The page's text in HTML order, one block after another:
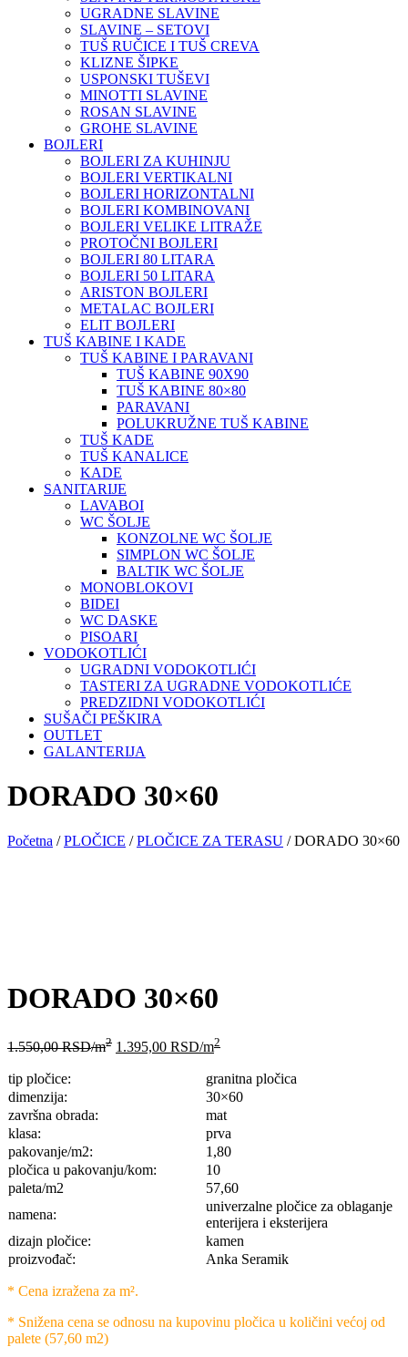
UGRADNE SLAVINE
SLAVINE – SETOVI
TUŠ RUČICE I TUŠ CREVA
KLIZNE ŠIPKE
USPONSKI TUŠEVI
MINOTTI SLAVINE
ROSAN SLAVINE
GROHE SLAVINE
BOJLERI
BOJLERI ZA KUHINJU
BOJLERI VERTIKALNI
BOJLERI HORIZONTALNI
BOJLERI KOMBINOVANI
BOJLERI VELIKE LITRAŽE
PROTOČNI BOJLERI
BOJLERI 80 LITARA
BOJLERI 50 LITARA
ARISTON BOJLERI
METALAC BOJLERI
ELIT BOJLERI
TUŠ KABINE I KADE
TUŠ KABINE I PARAVANI
TUŠ KABINE 90X90
TUŠ KABINE 80×80
PARAVANI
POLUKRUŽNE TUŠ KABINE
TUŠ KADE
TUŠ KANALICE
KADE
SANITARIJE
LAVABOI
WC ŠOLJE
KONZOLNE WC ŠOLJE
SIMPLON WC ŠOLJE
BALTIK WC ŠOLJE
MONOBLOKOVI
BIDEI
WC DASKE
PISOARI
VODOKOTLIĆI
UGRADNI VODOKOTLIĆI
TASTERI ZA UGRADNE VODOKOTLIĆE
PREDZIDNI VODOKOTLIĆI
SUŠAČI PEŠKIRA
OUTLET
GALANTERIJA
DORADO 30×60
Početna /PLOČICE /PLOČICE ZA TERASU / DORADO 30×60
DORADO 30×60
1.550,00RSD/m2 1.395,00 RSD/m2
tip pločice:
granitna pločica
dimenzija:
30×60
završna obrada:
mat
klasa:
prva
pakovanje/m2:
1,80
pločica u pakovanju/kom:
10
paleta/m2
57,60
namena:
univerzalne pločice za oblaganje
enterijera i eksterijera
dizajn pločice:
kamen
proizvođač:
Anka Seramik
* Cena izražena za m².
* Snižena cena se odnosu na kupovinu pločica u količini većoj od
palete (57,60 m2)